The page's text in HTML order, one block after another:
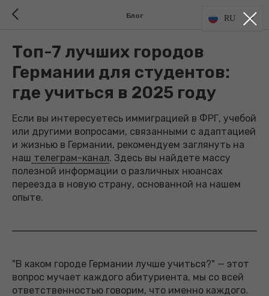
Блог
Топ-7 лучших городов
Германии для студентов:
где учиться в 2025 году
Если вы интересуетесь иммиграцией в ФРГ, учебой
или другими вопросами, связанными с адаптацией
и жизнью в Германии, рекомендуем заглянуть на
наш телеграм-канал. Здесь вы найдете массу
полезной информации о различных нюансах
переезда в новую страну, основанной на нашем
опыте.
"В каком городе Германии лучше учиться?" — этот
вопрос мучает каждого абитуриента, мы со всей
ответственностью говорим, что именно каждого.
RU